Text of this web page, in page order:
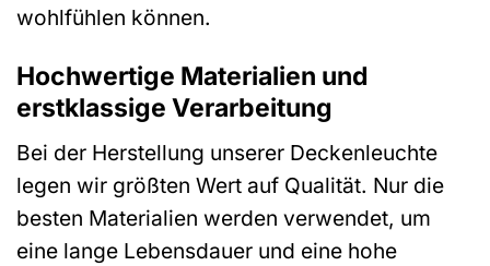
wohlfühlen können.
Hochwertige Materialien und
erstklassige Verarbeitung
Bei der Herstellung unserer Deckenleuchte
legen wir größten Wert auf Qualität. Nur die
besten Materialien werden verwendet, um
eine lange Lebensdauer und eine hohe